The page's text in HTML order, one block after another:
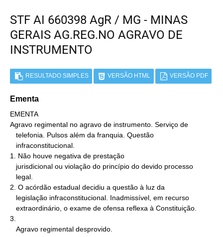
STF AI 660398 AgR / MG - MINAS
GERAIS AG.REG.NO AGRAVO DE
INSTRUMENTO
RESULTADO SIMPLES VERSÃO HTML VERSÃO PDF
Ementa
EMENTA
Agravo regimental no agravo de instrumento. Serviço de
1. Não houve negativa de prestação
2. O acórdão estadual decidiu a questão à luz da
3.
   Agravo regimental desprovido.